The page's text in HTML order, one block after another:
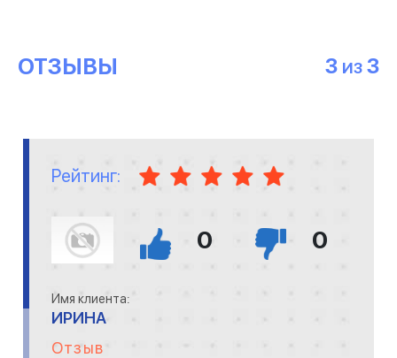
ОТЗЫВЫ 3 ИЗ 3
Рейтинг:
0 0
Имя клиента:
ИРИНА
Отзыв